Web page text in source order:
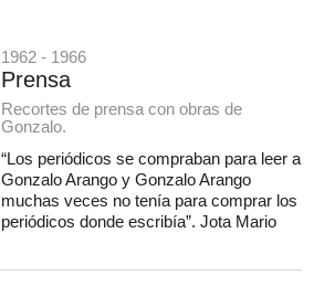
1962 - 1966
Prensa
Recortes de prensa con obras de
Gonzalo.
“Los periódicos se compraban para leer a
Gonzalo Arango y Gonzalo Arango
muchas veces no tenía para comprar los
periódicos donde escribía”. Jota Mario